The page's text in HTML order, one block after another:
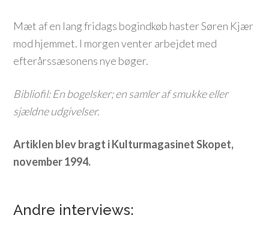
Mæt af en lang fridags bogindkøb haster Søren Kjær
mod hjemmet. I morgen venter arbejdet med
efterårssæsonens nye bøger.
Bibliofil: En bogelsker; en samler af smukke eller
sjældne udgivelser.
Artiklen blev bragt i Kulturmagasinet Skopet,
november 1994.
Andre interviews: